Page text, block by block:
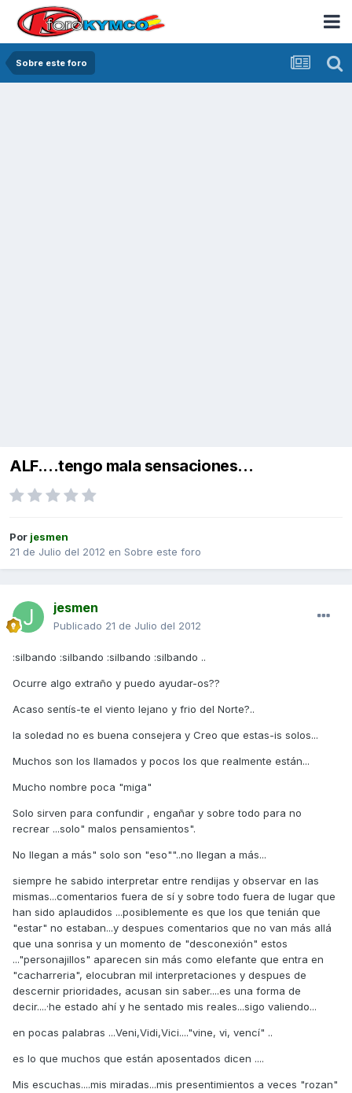
Sobre este foro
ALF....tengo mala sensaciones...
Por jesmen
21 de Julio del 2012 en Sobre este foro
jesmen
Publicado 21 de Julio del 2012
:silbando :silbando :silbando :silbando ..
Ocurre algo extraño y puedo ayudar-os??
Acaso sentís-te el viento lejano y frio del Norte?..
la soledad no es buena consejera y Creo que estas-is solos...
Muchos son los llamados y pocos los que realmente están...
Mucho nombre poca "miga"
Solo sirven para confundir , engañar y sobre todo para no
recrear ...solo" malos pensamientos".
No llegan a más" solo son "eso""..no llegan a más...
siempre he sabido interpretar entre rendijas y observar en las
mismas...comentarios fuera de sí y sobre todo fuera de lugar que
han sido aplaudidos ...posiblemente es que los que tenián que
"estar" no estaban...y despues comentarios que no van más allá
que una sonrisa y un momento de "desconexión" estos
..."personajillos" aparecen sin más como elefante que entra en
"cacharreria", elocubran mil interpretaciones y despues de
descernir prioridades, acusan sin saber....es una forma de
decir....·he estado ahí y he sentado mis reales...sigo valiendo...
en pocas palabras ...Veni,Vidi,Vici...."vine, vi, vencí" ..
es lo que muchos que están aposentados dicen ....
Mis escuchas....mis miradas...mis presentimientos a veces "rozan"